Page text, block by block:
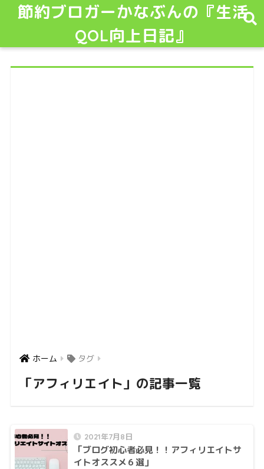
節約ブロガーかなぶんの『生活
QOL向上日記』
ホーム タグ
「アフィリエイト」の記事一覧
2021年7月8日
「ブログ初心者必見！！アフィリエイトサ
イトオススメ６選」